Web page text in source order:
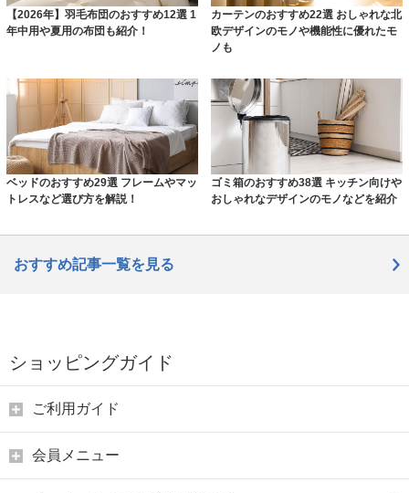
【2026年】羽毛布団のおすすめ12選 1
年中用や夏用の布団も紹介！
カーテンのおすすめ22選 おしゃれな北
欧デザインのモノや機能性に優れたモ
ノも
ベッドのおすすめ29選 フレームやマッ
トレスなど選び方を解説！
ゴミ箱のおすすめ38選 キッチン向けや
おしゃれなデザインのモノなどを紹介
おすすめ記事一覧を見る
ショッピングガイド
ご利用ガイド
会員メニュー